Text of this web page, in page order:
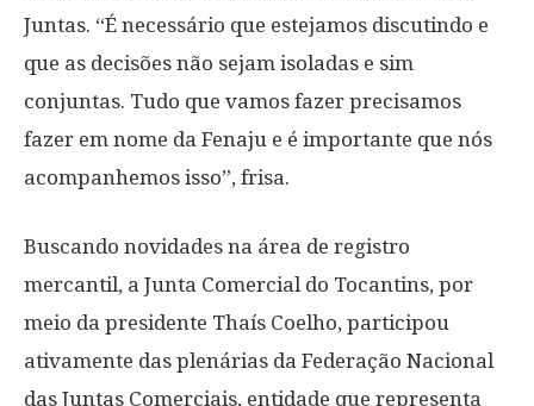
Juntas. “É necessário que estejamos discutindo e
que as decisões não sejam isoladas e sim
conjuntas. Tudo que vamos fazer precisamos
fazer em nome da Fenaju e é importante que nós
acompanhemos isso”, frisa.
Buscando novidades na área de registro
mercantil, a Junta Comercial do Tocantins, por
meio da presidente Thaís Coelho, participou
ativamente das plenárias da Federação Nacional
das Juntas Comerciais, entidade que representa